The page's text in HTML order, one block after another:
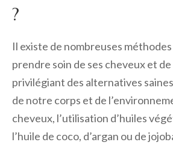
?
Il existe de nombreuses
prendre soin de ses cheveux et de
privilégiant des alternatives
de notre corps et de
cheveux, l’utilisation d’huiles
l’huile de coco, d’argan ou de